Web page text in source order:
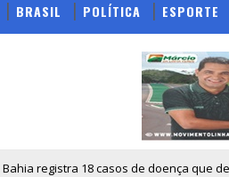
BRASIL POLÍTICA ESPORTE
Bahia registra 18 casos de doença que